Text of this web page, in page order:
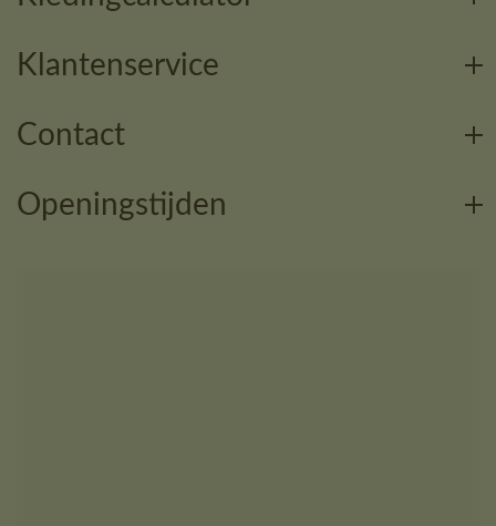
Klantenservice
Contact
Openingstijden